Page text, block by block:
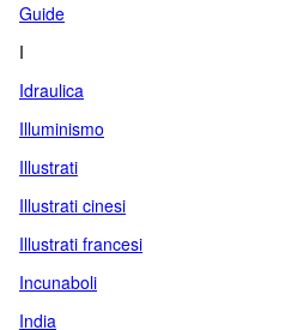
Guide
I
Idraulica
Illuminismo
Illustrati
Illustrati cinesi
Illustrati francesi
Incunaboli
India